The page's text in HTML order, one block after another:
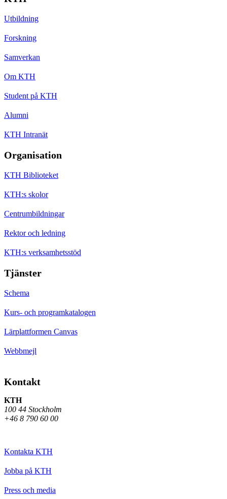
Utbildning
Forskning
Samverkan
Om KTH
Student på KTH
Alumni
KTH Intranät
Organisation
KTH Biblioteket
KTH:s skolor
Centrumbildningar
Rektor och ledning
KTH:s verksamhetsstöd
Tjänster
Schema
Kurs- och programkatalogen
Lärplattformen Canvas
Webbmejl
Kontakt
KTH
100 44 Stockholm
+46 8 790 60 00
Kontakta KTH
Jobba på KTH
Press och media